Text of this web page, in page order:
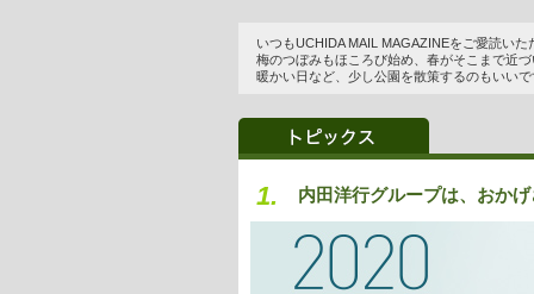
いつもUCHIDA MAIL MAGAZINEをご愛読い
梅のつぼみもほころび始め、春がそこまで近
暖かい日など、少し公園を散策するのもいい
1. 内田洋行グループは、おか